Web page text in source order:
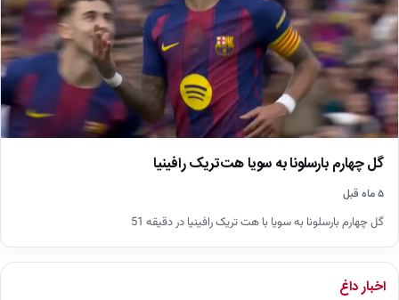
گل چهارم بارسلونا به سویا هت‌تریک رافینیا
۵ ماه قبل
گل چهارم بارسلونا به سویا با هت تریک رافینیا در دقیقه 51
اخبار داغ